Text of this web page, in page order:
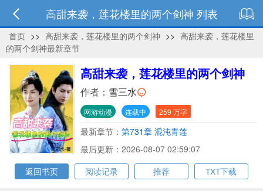
高甜来袭，莲花楼里的两个剑神 列表
首页 >> 高甜来袭，莲花楼里的两个剑神 >> 高甜来袭，莲花楼里
的两个剑神最新章节
高甜来袭，莲花楼里的两个剑神
作者： 雪三水
网游动漫 连载中 259 万字
最新章节： 第731章 混沌青莲
最后更新：2026-08-07 02:59:07
返回书页
阅读记录 推荐 TXT下载